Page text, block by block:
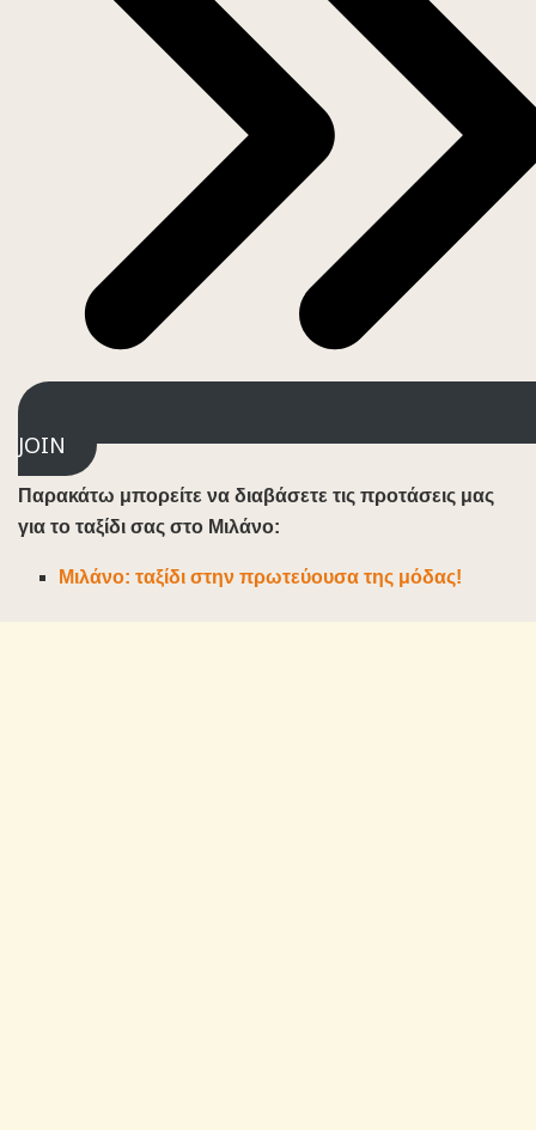
JOIN
Παρακάτω μπορείτε να διαβάσετε τις προτάσεις μας
για το ταξίδι σας στο Μιλάνο:
Μιλάνο: ταξίδι στην πρωτεύουσα της μόδας!